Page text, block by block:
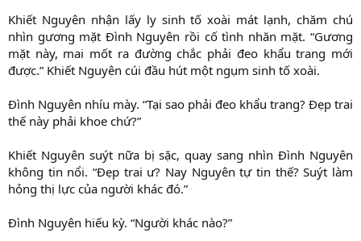
Khiết Nguyên nhận lấy ly sinh tố xoài mát lạnh, chăm chú
nhìn gương mặt Đình Nguyên rồi cố tình nhăn mặt. “Gương
mặt này, mai mốt ra đường chắc phải đeo khẩu trang mới
được.” Khiết Nguyên cúi đầu hút một ngụm sinh tố xoài.
Đình Nguyên nhíu mày. “Tại sao phải đeo khẩu trang? Đẹp trai
thế này phải khoe chứ?”
Khiết Nguyên suýt nữa bị sặc, quay sang nhìn Đình Nguyên
không tin nổi. “Đẹp trai ư? Nay Nguyên tự tin thế? Suýt làm
hỏng thị lực của người khác đó.”
Đình Nguyên hiếu kỳ. “Người khác nào?”